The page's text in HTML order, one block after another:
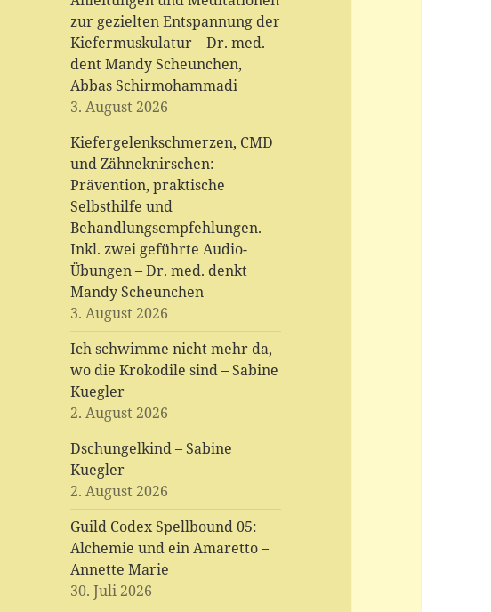
zur gezielten Entspannung der
Kiefermuskulatur – Dr. med.
dent Mandy Scheunchen,
Abbas Schirmohammadi
3. August 2026
Kiefergelenkschmerzen, CMD
und Zähneknirschen:
Prävention, praktische
Selbsthilfe und
Behandlungsempfehlungen.
Inkl. zwei geführte Audio-
Übungen – Dr. med. denkt
Mandy Scheunchen
3. August 2026
Ich schwimme nicht mehr da,
wo die Krokodile sind – Sabine
Kuegler
2. August 2026
Dschungelkind – Sabine
Kuegler
2. August 2026
Guild Codex Spellbound 05:
Alchemie und ein Amaretto –
Annette Marie
30. Juli 2026